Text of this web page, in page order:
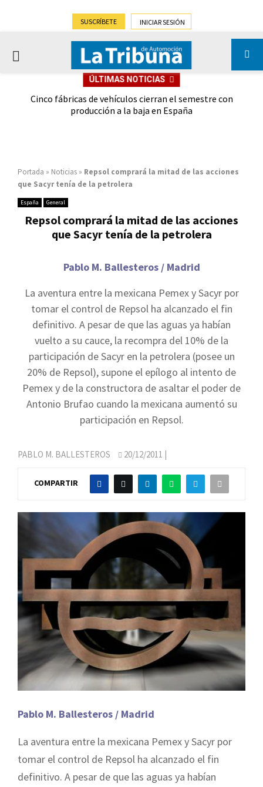
SUSCRÍBETE INICIAR SESIÓN
PRIMARY
ÚLTIMAS NOTICIAS
Cinco fábricas de vehículos cierran el semestre con
producción a la baja en España
Portada » Noticias » Repsol comprará la mitad de las acciones
que Sacyr tenía de la petrolera
España General
Repsol comprará la mitad de las acciones
que Sacyr tenía de la petrolera
Pablo M. Ballesteros / Madrid
La aventura entre la mexicana Pemex y Sacyr por
tomar el control de Repsol ha alcanzado el fin
definitivo. A pesar de que las aguas ya habían
vuelto a su cauce, la recompra del 10% de la
participación de Sacyr en la petrolera (posee un
20% de Repsol), supone el epílogo al intento de
Pemex y de la constructora de asaltar el poder de
Antonio Brufao cuando la mexicana aumentó su
participación en Repsol.
PABLO M. BALLESTEROS 20/12/2011 |
COMPARTIR
Pablo M. Ballesteros / Madrid
La aventura entre la mexicana Pemex y Sacyr por
tomar el control de Repsol ha alcanzado el fin
definitivo. A pesar de que las aguas ya habían